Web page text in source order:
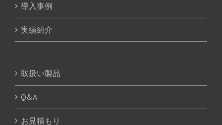
導入事例
実績紹介
取扱い製品
Q&A
お見積もり